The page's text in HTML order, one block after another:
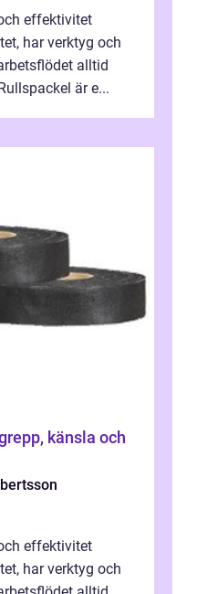
effektivitet
har verktyg och
alltid
är e...
känsla och
effektivitet
har verktyg och